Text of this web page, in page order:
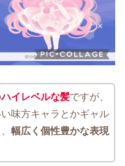
ハイレベルな髪ですが、
味方キャラとかギャル
幅広く個性豊かな表現